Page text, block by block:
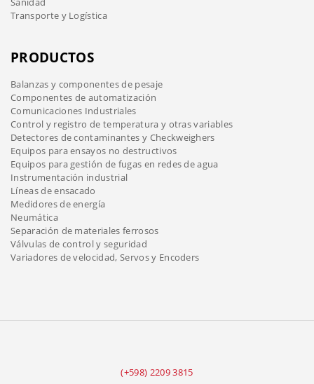
Transporte y Logística
PRODUCTOS
Balanzas y componentes de pesaje
Componentes de automatización
Comunicaciones Industriales
Control y registro de temperatura y otras variables
Detectores de contaminantes y Checkweighers
Equipos para ensayos no destructivos
Equipos para gestión de fugas en redes de agua
Instrumentación industrial
Líneas de ensacado
Medidores de energía
Neumática
Separación de materiales ferrosos
Válvulas de control y seguridad
Variadores de velocidad, Servos y Encoders
(+598) 2209 3815